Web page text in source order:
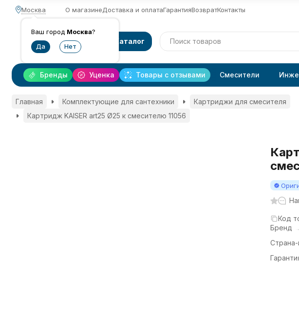
Москва
Ваш город Москва?
О магазинеДоставка и оплатаГарантияВозвратКонтакты
Каталог
Уценка Товары с отзывами
Бренды Смесители
Главная Комплектующие для сантехники
Картриджи для смесителя
Картридж KAISER art25 Ø25 к смесителю 11056
Код
Бренд
Страна-